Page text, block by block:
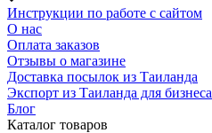
Инструкции по работе с сайтом
О нас
Оплата заказов
Отзывы о магазине
Доставка посылок из Таиланда
Экспорт из Таиланда для бизнеса
Блог
Каталог товаров